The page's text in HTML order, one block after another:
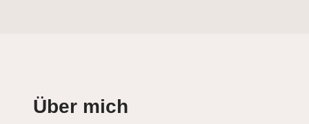
Über mich